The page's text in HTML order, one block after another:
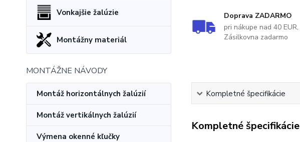
Vonkajšie žalúzie
Montážny materiál
MONTÁŽNE NÁVODY
Montáž horizontálnych žalúzií
Montáž vertikálnych žalúzií
Výmena okenné kľučky
Doprava ZADARMO
pri nákupe nad 40 EUR,
Zásilkovna zadarmo
Kompletné špecifikácie
Kompletné špecifikácie